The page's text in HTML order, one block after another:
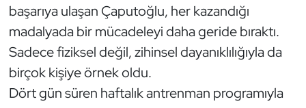
başarıya ulaşan Çaputoğlu, her kazandığı
madalyada bir mücadeleyi daha geride bıraktı.
Sadece fiziksel değil, zihinsel dayanıklılığıyla da
birçok kişiye örnek oldu.
Dört gün süren haftalık antrenman programıyla
Halter
Hava Sporları
Hentbol